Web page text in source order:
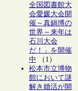
全国図書館大
会愛媛大会開
催～真鍋博の
世界～来年は
石川大会
だ！」を開催
中 （1）
松本市立博物
館において謎
解き婚活が開